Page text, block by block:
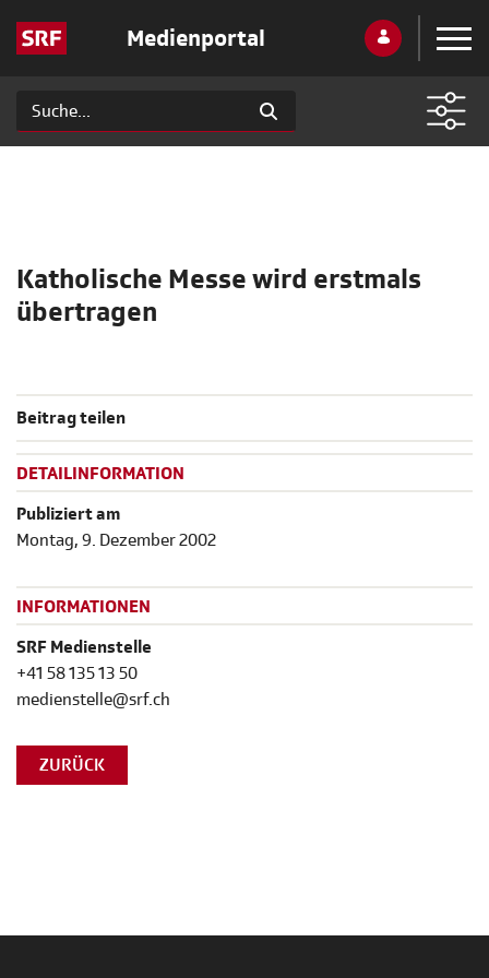
Medienportal
Katholische Messe wird erstmals
übertragen
Beitrag teilen
DETAILINFORMATION
Publiziert am
Montag, 9. Dezember 2002
INFORMATIONEN
SRF Medienstelle
+41 58 135 13 50
medienstelle@srf.ch
ZURÜCK